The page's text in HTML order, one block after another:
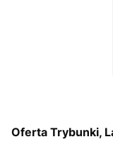
Oferta Trybunki,